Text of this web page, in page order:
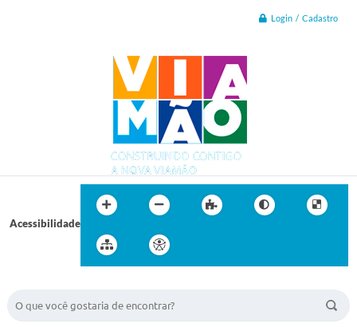
Login / Cadastro
Acessibilidade